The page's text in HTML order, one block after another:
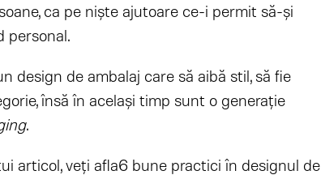
ca pe niște ajutoare ce-i permit să-și
personal.
design de ambalaj care să aibă stil, să fie
însă în același timp sunt o generație
.
articol, veți afla6 bune practici în designul de